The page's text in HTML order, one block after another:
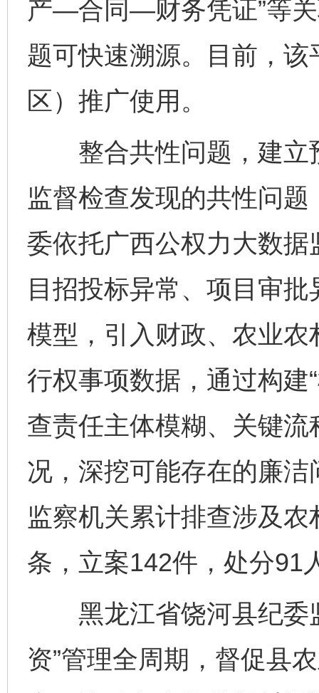
产—合同—财务凭证”等
题可快速溯源。目前，
区）推广使用。
整合共性问题，建立
监督检查发现的共性问
委依托广西公权力大数
目招投标异常、项目审
模型，引入财政、农业
行权事项数据，通过构建
查责任主体模糊、关键
况，深挖可能存在的廉
监察机关累计排查涉及农
条，立案142件，处分91
黑龙江省饶河县纪委
资”管理全周期，督促县